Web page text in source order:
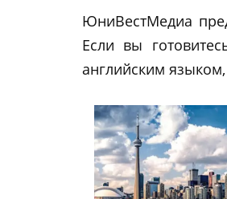
ЮниВестМедиа
Если вы
английским